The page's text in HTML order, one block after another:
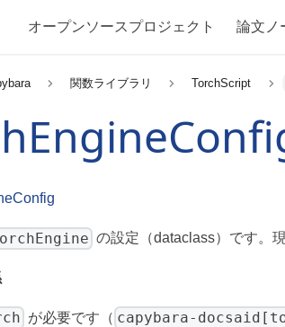
オープンソースプロジェクト 論文ノ
関数ライブラリ TorchScript
の設定（dataclass）です。
が必要です（ capybara-